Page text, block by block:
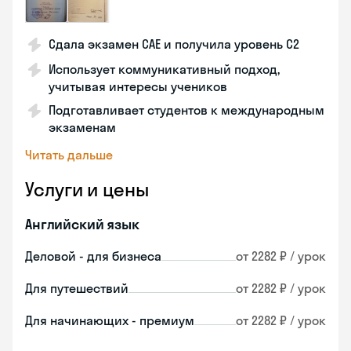
Сдала экзамен CAE и получила уровень С2
Использует коммуникативный подход,
учитывая интересы учеников
Подготавливает студентов к международным
экзаменам
Читать дальше
Услуги и цены
Английский язык
Деловой - для бизнеса от 2282 ₽ / урок
Для путешествий от 2282 ₽ / урок
Для начинающих - премиум от 2282 ₽ / урок